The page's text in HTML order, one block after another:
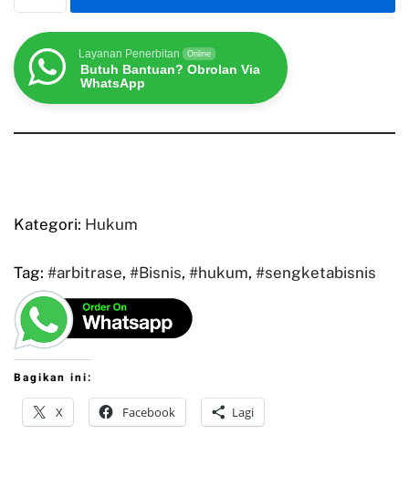
Layanan Penerbitan Online
Butuh Bantuan? Obrolan Via
WhatsApp
Kategori: Hukum
Tag: #arbitrase, #Bisnis, #hukum, #sengketabisnis
Bagikan ini:
X Facebook Lagi